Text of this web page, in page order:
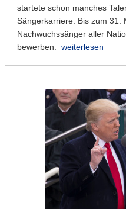
startete schon manches
Sängerkarriere. Bis zum 31.
Nachwuchssänger aller
bewerben. weiterlesen